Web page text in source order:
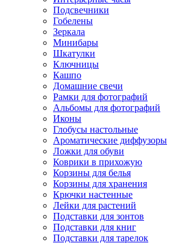
Подсвечники
Гобелены
Зеркала
Минибары
Шкатулки
Ключницы
Кашпо
Домашние свечи
Рамки для фотографий
Альбомы для фотографий
Иконы
Глобусы настольные
Ароматические диффузоры
Ложки для обуви
Коврики в прихожую
Корзины для белья
Корзины для хранения
Крючки настенные
Лейки для растений
Подставки для зонтов
Подставки для книг
Подставки для тарелок